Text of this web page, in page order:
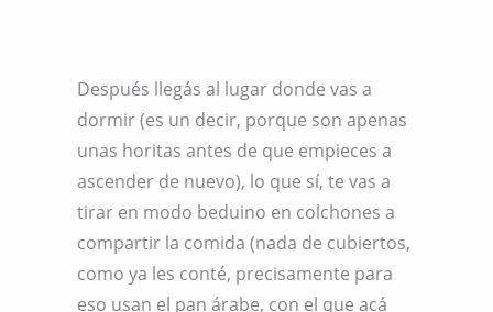
Después llegás al lugar donde vas a
dormir (es un decir, porque son apenas
unas horitas antes de que empieces a
ascender de nuevo), lo que sí, te vas a
tirar en modo beduino en colchones a
compartir la comida (nada de cubiertos,
como ya les conté, precisamente para
eso usan el pan árabe, con el que acá